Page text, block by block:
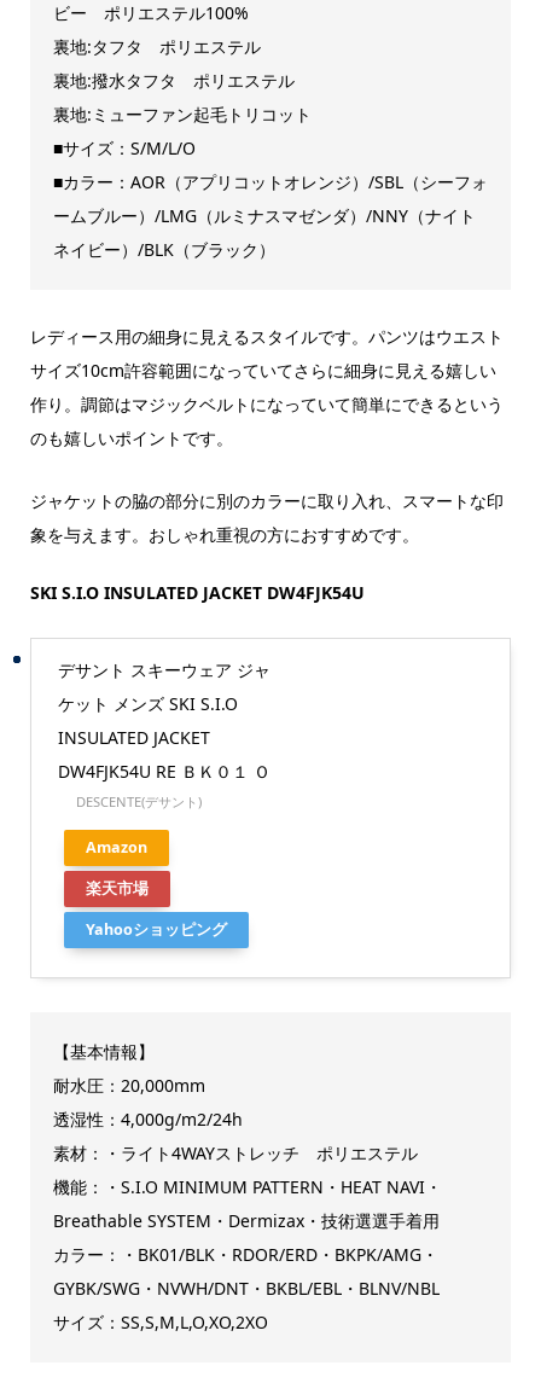
ビー ポリエステル100%
裏地:タフタ ポリエステル
裏地:撥水タフタ ポリエステル
裏地:ミューファン起毛トリコット
■サイズ：S/M/L/O
■カラー：AOR（アプリコットオレンジ）/SBL（シーフォ
ームブルー）/LMG（ルミナスマゼンダ）/NNY（ナイト
ネイビー）/BLK（ブラック）
レディース用の細身に見えるスタイルです。パンツはウエスト
サイズ10cm許容範囲になっていてさらに細身に見える嬉しい
作り。調節はマジックベルトになっていて簡単にできるという
のも嬉しいポイントです。
ジャケットの脇の部分に別のカラーに取り入れ、スマートな印
象を与えます。おしゃれ重視の方におすすめです。
SKI S.I.O INSULATED JACKET DW4FJK54U
デサント スキーウェア ジャ
ケット メンズ SKI S.I.O
INSULATED JACKET
DW4FJK54U RE ＢＫ０１ Ｏ
DESCENTE(デサント)
Amazon
楽天市場
Yahooショッピング
【基本情報】
耐水圧：20,000mm
透湿性：4,000g/m2/24h
素材：・ライト4WAYストレッチ ポリエステル
機能：・S.I.O MINIMUM PATTERN・HEAT NAVI・
Breathable SYSTEM・Dermizax・技術選選手着用
カラー：・BK01/BLK・RDOR/ERD・BKPK/AMG・
GYBK/SWG・NVWH/DNT・BKBL/EBL・BLNV/NBL
サイズ：SS,S,M,L,O,XO,2XO